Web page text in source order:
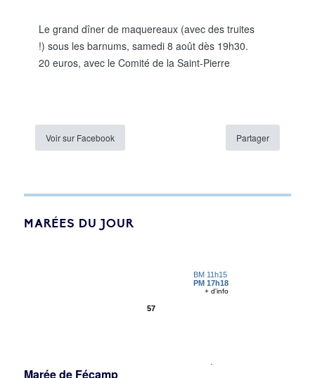
Le grand dîner de maquereaux (avec des truites
!) sous les barnums, samedi 8 août dès 19h30.
20 euros, avec le Comité de la Saint-Pierre
Voir sur Facebook Partager
MARÉES DU JOUR
Marée de Fécamp